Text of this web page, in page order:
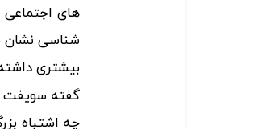
های
شناسی نشان
بیشتری
چه اشتباه